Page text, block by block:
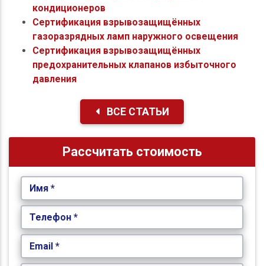
кондиционеров
Сертификация взрывозащищённых
газоразрядных ламп наружного освещения
Сертификация взрывозащищённых
предохранительных клапанов избыточного
давления
ВСЕ СТАТЬИ
Рассчитать стоимость
Имя *
Телефон *
Email *